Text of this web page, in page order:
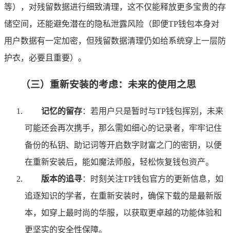
等），对残留数据进行细致清理，这不仅能释放更多宝贵的存
储空间，还能避免潜在的隐私泄露风险（即便TP钱包本身对
用户数据有一定加密，但残留数据清理仍如给系统穿上一层防
护衣，必要且重要）。
（三）重新安装的考虑：未来的使用之思
记忆的留存：若用户只是暂时与TP钱包挥别，未来
可能还会再次携手，那么需如细心的记录者，牢牢记住
备份的私钥、助记词等开启数字财富之门的密钥，以便
在重新安装后，能如魔法师般，轻松恢复钱包资产。
版本的追寻：时刻关注TP钱包官方的更新信息，如
追逐知识的学者，在重新安装时，确保下载的是最新版
本，如穿上最时尚的华服，以获取更卓越的功能体验和
更坚实的安全性保障。